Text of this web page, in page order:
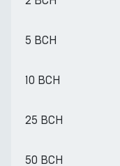
5 BCH
10 BCH
25 BCH
50 BCH